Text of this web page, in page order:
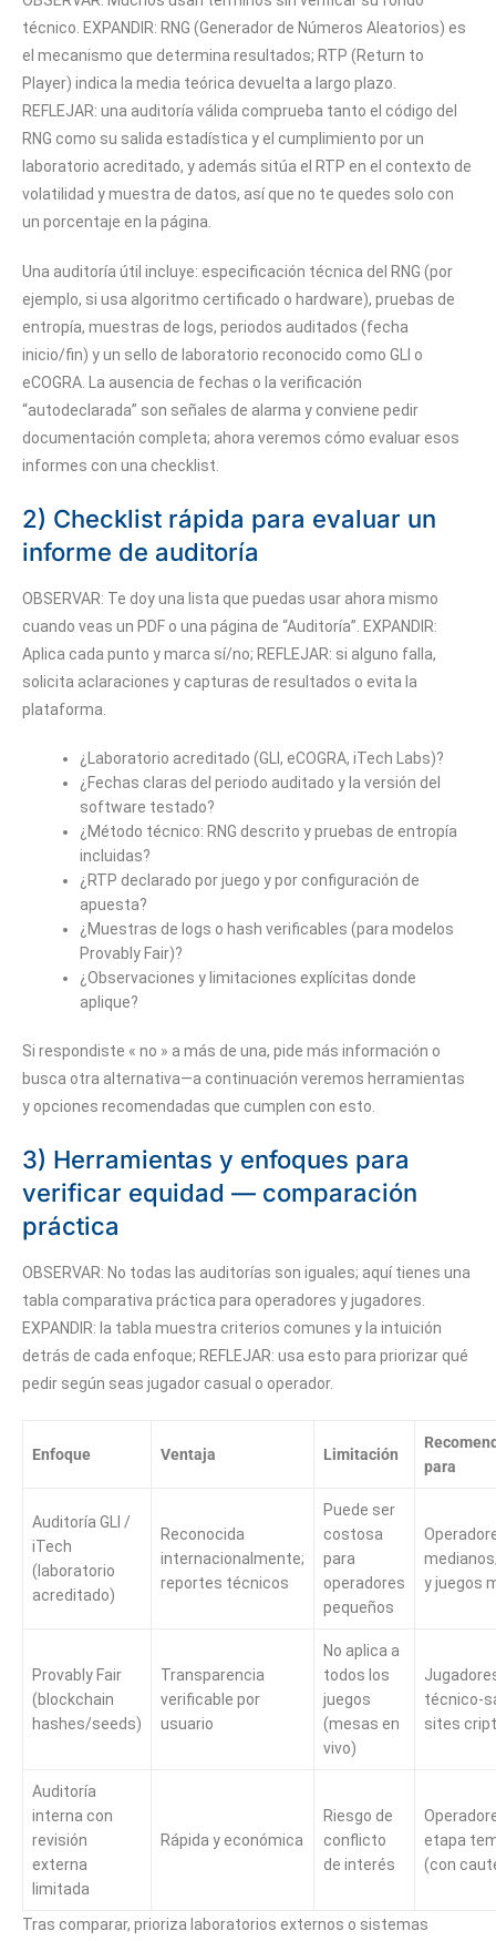
técnico. EXPANDIR: RNG (Generador de Números Aleatorios) es
el mecanismo que determina resultados; RTP (Return to
Player) indica la media teórica devuelta a largo plazo.
REFLEJAR: una auditoría válida comprueba tanto el código del
RNG como su salida estadística y el cumplimiento por un
laboratorio acreditado, y además sitúa el RTP en el contexto de
volatilidad y muestra de datos, así que no te quedes solo con
un porcentaje en la página.
Una auditoría útil incluye: especificación técnica del RNG (por
ejemplo, si usa algoritmo certificado o hardware), pruebas de
entropía, muestras de logs, periodos auditados (fecha
inicio/fin) y un sello de laboratorio reconocido como GLI o
eCOGRA. La ausencia de fechas o la verificación
“autodeclarada” son señales de alarma y conviene pedir
documentación completa; ahora veremos cómo evaluar esos
informes con una checklist.
2) Checklist rápida para evaluar un
informe de auditoría
OBSERVAR: Te doy una lista que puedas usar ahora mismo
cuando veas un PDF o una página de “Auditoría”. EXPANDIR:
Aplica cada punto y marca sí/no; REFLEJAR: si alguno falla,
solicita aclaraciones y capturas de resultados o evita la
plataforma.
¿Laboratorio acreditado (GLI, eCOGRA, iTech Labs)?
¿Fechas claras del periodo auditado y la versión del
software testado?
¿Método técnico: RNG descrito y pruebas de entropía
incluidas?
¿RTP declarado por juego y por configuración de
apuesta?
¿Muestras de logs o hash verificables (para modelos
Provably Fair)?
¿Observaciones y limitaciones explícitas donde
aplique?
Si respondiste « no » a más de una, pide más información o
busca otra alternativa—a continuación veremos herramientas
y opciones recomendadas que cumplen con esto.
3) Herramientas y enfoques para
verificar equidad — comparación
práctica
OBSERVAR: No todas las auditorías son iguales; aquí tienes una
tabla comparativa práctica para operadores y jugadores.
EXPANDIR: la tabla muestra criterios comunes y la intuición
detrás de cada enfoque; REFLEJAR: usa esto para priorizar qué
pedir según seas jugador casual o operador.
Enfoque Ventaja Limitación
para
Auditoría GLI /
iTech
(laboratorio
acreditado)
Reconocida
internacionalmente;
reportes técnicos
Puede ser
costosa
para
operadores
pequeños
y juegos
Provably Fair
(blockchain
hashes/seeds)
Transparencia
verificable por
usuario
No aplica a
todos los
juegos
(mesas en
vivo)
técnico-
sites
Auditoría
interna con
revisión
externa
limitada
Rápida y económica
Riesgo de
conflicto
de interés
etapa
(con
Tras comparar, prioriza laboratorios externos o sistemas